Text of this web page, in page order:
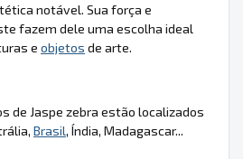
notável. Sua força e
fazem dele uma escolha ideal
e objetos de arte.
de Jaspe zebra estão localizados
Brasil, Índia, Madagascar...